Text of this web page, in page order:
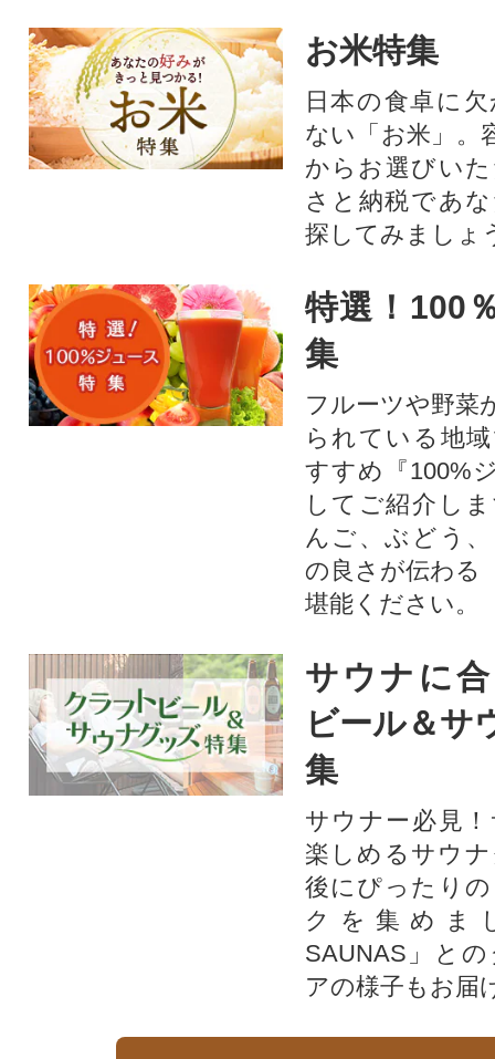
お米特集
日本の食卓に
ない「お米」。
からお選びい
さと納税であ
探してみましょ
特選！100
集
フルーツや野菜
られている地
すすめ『100%
してご紹介し
んご、ぶどう
の良さが伝わる
堪能ください。
サウナに
ビール＆サ
集
サウナー必見
楽しめるサウ
後にぴったり
クを集めま
SAUNAS」と
アの様子もお届